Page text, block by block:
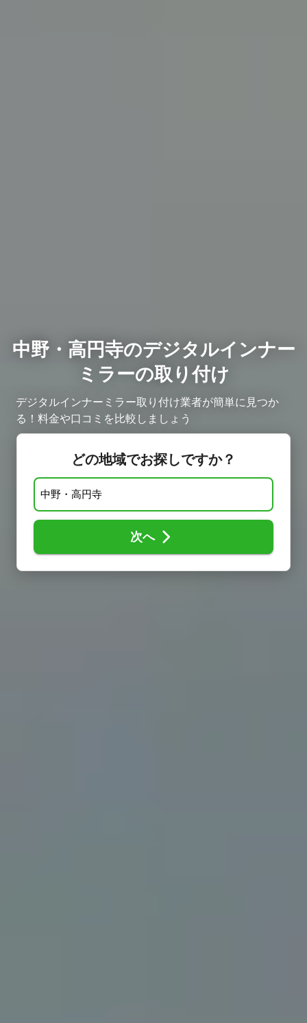
中野・高円寺のデジタルインナー
ミラーの取り付け
デジタルインナーミラー取り付け業者が簡単に見つか
る！料金や口コミを比較しましょう ​
どの地域でお探しですか？
次へ